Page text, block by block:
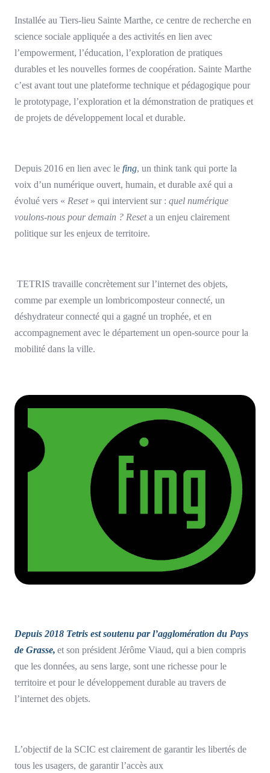
Installée au Tiers-lieu Sainte Marthe, ce centre de recherche en
science sociale appliquée a des activités en lien avec
l’empowerment, l’éducation, l’exploration de pratiques
durables et les nouvelles formes de coopération. Sainte Marthe
c’est avant tout une plateforme technique et pédagogique pour
le prototypage, l’exploration et la démonstration de pratiques et
de projets de développement local et durable.
Depuis 2016 en lien avec le fing, un think tank qui porte la
voix d’un numérique ouvert, humain, et durable axé qui a
évolué vers « Reset» qui intervient sur : quel numérique
voulons-nous pour demain ? Reseta un enjeu clairement
politique sur les enjeux de territoire.
TETRIS travaille concrètement sur l’internet des objets,
comme par exemple un lombricomposteur connecté, un
déshydrateur connecté qui a gagné un trophée, et en
accompagnement avec le département un open-source pour la
mobilité dans la ville.
Depuis 2018 Tetris est soutenu par l’agglomération du Pays
de Grasse, et son président Jérôme Viaud, qui a bien compris
que les données, au sens large, sont une richesse pour le
territoire et pour le développement durable au travers de
l’internet des objets.
L’objectif de la SCIC est clairement de garantir les libertés de
tous les usagers, de garantir l’accès aux